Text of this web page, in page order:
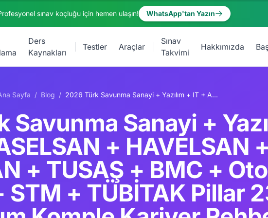
sınav koçluğu için hemen ulaşın! WhatsApp'tan Yazın
Ders
Kaynakları
Testler Araçlar
Sınav
Takvimi
Hakkımızda
Sayfa / Blog / 2026 Türk Savunma Sanayi + Yazılım + IT + ASELSAN + HAVELSAN + ROKETSAN + TUSAŞ + BMC + Otokar + FNSS + STM + TÜBİTAK Pillar 232 Premium Komple Kariyer Rehberi
Sanayi +
+ HAVELSAN +
+ TUSAŞ + BMC +
STM + TÜBİTAK Pillar